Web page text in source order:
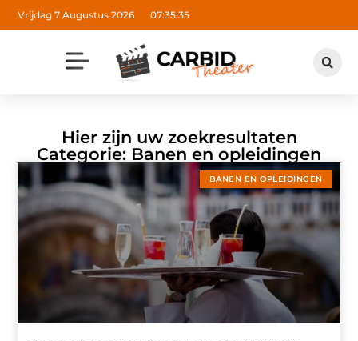
Vrijdag 7 Augustus 2026 07:35:36
Hier zijn uw zoekresultaten
Categorie: Banen en opleidingen
BANEN EN OPLEIDINGEN